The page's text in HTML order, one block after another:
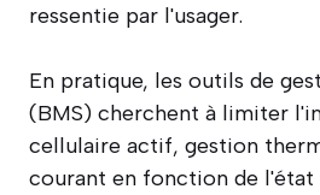
ressentie par l'usager.
En pratique, les outils de
(BMS) cherchent à limiter
cellulaire actif, gestion
courant en fonction de l'état